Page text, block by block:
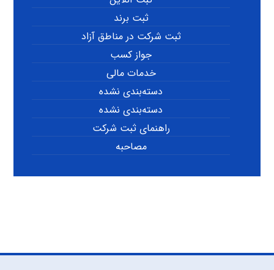
ثبت برند
ثبت شرکت در مناطق آزاد
جواز کسب
خدمات مالی
دسته‌بندی نشده
دسته‌بندی نشده
راهنمای ثبت شرکت
مصاحبه